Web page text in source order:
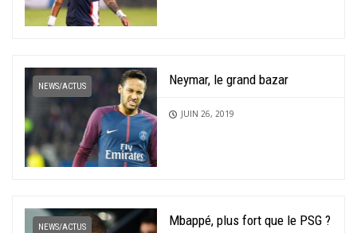
NEWS/ACTUS Neymar, le grand bazar
JUIN 26, 2019
NEWS/ACTUS Mbappé, plus fort que le PSG ?